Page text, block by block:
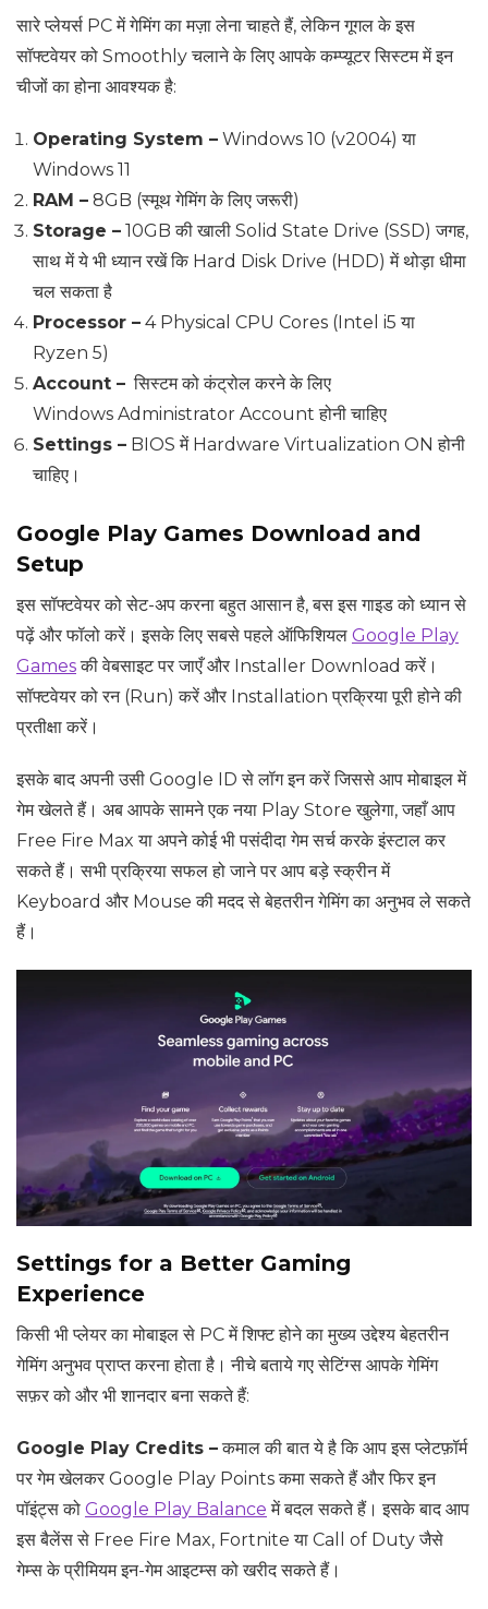
सारे प्लेयर्स PC में गेमिंग का मज़ा लेना चाहते हैं, लेकिन गूगल के इस
सॉफ्टवेयर को Smoothly चलाने के लिए आपके कम्प्यूटर सिस्टम में इन
चीजों का होना आवश्यक है:
Operating System – Windows 10 (v2004) या
Windows 11
RAM – 8GB (स्मूथ गेमिंग के लिए जरूरी)
Storage – 10GB की खाली Solid State Drive (SSD) जगह,
साथ में ये भी ध्यान रखें कि Hard Disk Drive (HDD) में थोड़ा धीमा
चल सकता है
Processor – 4 Physical CPU Cores (Intel i5 या
Ryzen 5)
Account – सिस्टम को कंट्रोल करने के लिए
Windows Administrator Account होनी चाहिए
Settings – BIOS में Hardware Virtualization ON होनी
चाहिए।
Google Play Games Download and
Setup
इस सॉफ्टवेयर को सेट-अप करना बहुत आसान है, बस इस गाइड को ध्यान से
पढ़ें और फॉलो करें। इसके लिए सबसे पहले ऑफिशियल Google Play
Gamesकी वेबसाइट पर जाएँ और Installer Download करें।
सॉफ्टवेयर को रन (Run) करें और Installation प्रक्रिया पूरी होने की
प्रतीक्षा करें।
इसके बाद अपनी उसी Google ID से लॉग इन करें जिससे आप मोबाइल में
गेम खेलते हैं। अब आपके सामने एक नया Play Store खुलेगा, जहाँ आप
Free Fire Max या अपने कोई भी पसंदीदा गेम सर्च करके इंस्टाल कर
सकते हैं। सभी प्रक्रिया सफल हो जाने पर आप बड़े स्क्रीन में
Keyboard और Mouse की मदद से बेहतरीन गेमिंग का अनुभव ले सकते
हैं।
Settings for a Better Gaming
Experience
किसी भी प्लेयर का मोबाइल से PC में शिफ्ट होने का मुख्य उद्देश्य बेहतरीन
गेमिंग अनुभव प्राप्त करना होता है। नीचे बताये गए सेटिंग्स आपके गेमिंग
सफ़र को और भी शानदार बना सकते हैं:
Google Play Credits –कमाल की बात ये है कि आप इस प्लेटफ़ॉर्म
पर गेम खेलकर Google Play Points कमा सकते हैं और फिर इन
पॉइंट्स को Google Play Balance में बदल सकते हैं। इसके बाद आप
इस बैलेंस से Free Fire Max, Fortnite या Call of Duty जैसे
गेम्स के प्रीमियम इन-गेम आइटम्स को खरीद सकते हैं।